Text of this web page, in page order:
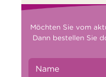
Möchten Sie vom
Dann bestellen Sie